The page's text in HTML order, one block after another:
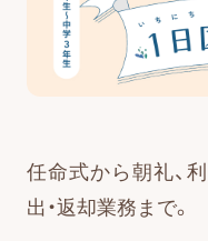
任命式から朝礼、
出・返却業務まで。